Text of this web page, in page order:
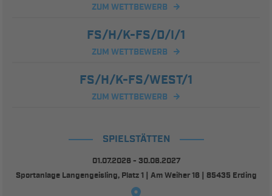
ZUM WETTBEWERB
FS/H/K-FS/D/I/1
ZUM WETTBEWERB
FS/H/K-FS/WEST/1
ZUM WETTBEWERB
SPIELSTÄTTEN
01.07.2026 - 30.06.2027
Sportanlage Langengeisling, Platz 1 | Am Weiher 16 | 85435 Erding